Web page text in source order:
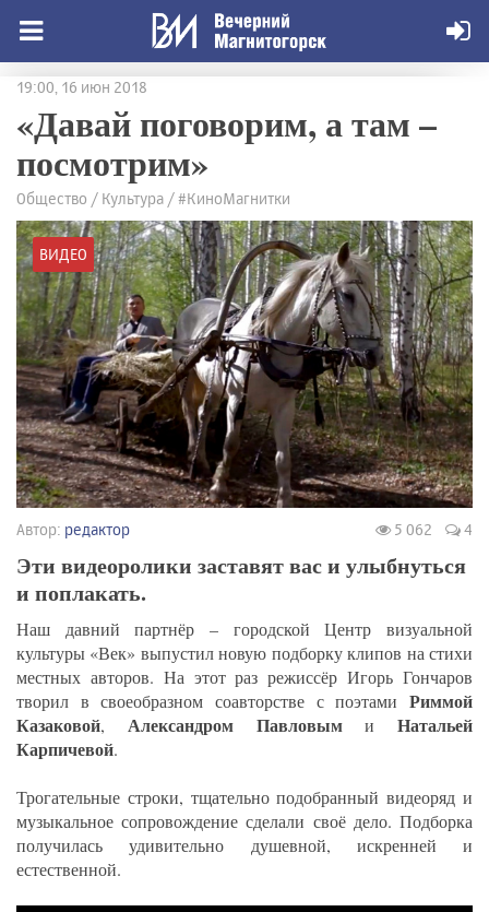
19:00, 16 июн 2018
«Давай поговорим, а там –
посмотрим»
Общество / Культура / #КиноМагнитки
ВИДЕО
Автор: редактор 5 062 4
Эти видеоролики заставят вас и улыбнуться
и поплакать.
Наш давний партнёр – городской Центр визуальной
культуры «Век» выпустил новую подборку клипов на стихи
местных авторов. На этот раз режиссёр Игорь Гончаров
творил в своеобразном соавторстве с поэтами Риммой
Казаковой, Александром Павловыми Натальей
Карпичевой.
Трогательные строки, тщательно подобранный видеоряд и
музыкальное сопровождение сделали своё дело. Подборка
получилась удивительно душевной, искренней и
естественной.